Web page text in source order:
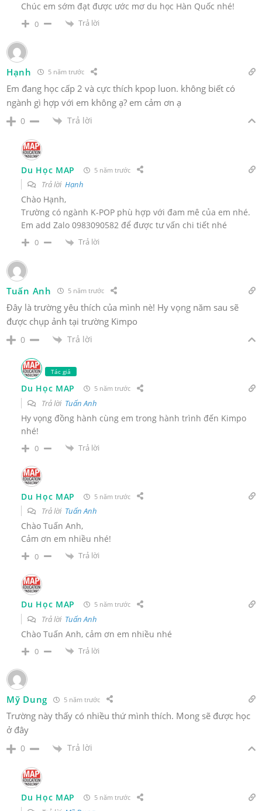
Chúc em sớm đạt được ước mơ du học Hàn Quốc nhé!
0 Trả lời
Hạnh 5 năm trước
Em đang học cấp 2 và cực thích kpop luon. không biết có
ngành gì hợp với em không ạ? em cảm ơn ạ
0 Trả lời
Du Học MAP 5 năm trước
Trả lời Hạnh
Chào Hạnh,
Trường có ngành K-POP phù hợp với đam mê của em nhé.
Em add Zalo 0983090582 để được tư vấn chi tiết nhé
0 Trả lời
Tuấn Anh 5 năm trước
Đây là trường yêu thích của mình nè! Hy vọng năm sau sẽ
được chụp ảnh tại trường Kimpo
0 Trả lời
Tác giả
Du Học MAP 5 năm trước
Trả lời Tuấn Anh
Hy vọng đồng hành cùng em trong hành trình đến Kimpo
nhé!
0 Trả lời
Du Học MAP 5 năm trước
Trả lời Tuấn Anh
Chào Tuấn Anh,
Cảm ơn em nhiều nhé!
0 Trả lời
Du Học MAP 5 năm trước
Trả lời Tuấn Anh
Chào Tuấn Anh, cảm ơn em nhiều nhé
0 Trả lời
Mỹ Dung 5 năm trước
Trường này thấy có nhiều thứ mình thích. Mong sẽ được học
ở đây
0 Trả lời
Du Học MAP 5 năm trước